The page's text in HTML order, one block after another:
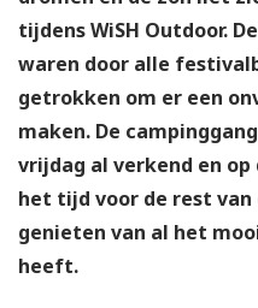
tijdens WiSH Outdoor.
waren door alle
getrokken om er een
maken. De
vrijdag al verkend en
het tijd voor de rest van
genieten van al het
heeft.